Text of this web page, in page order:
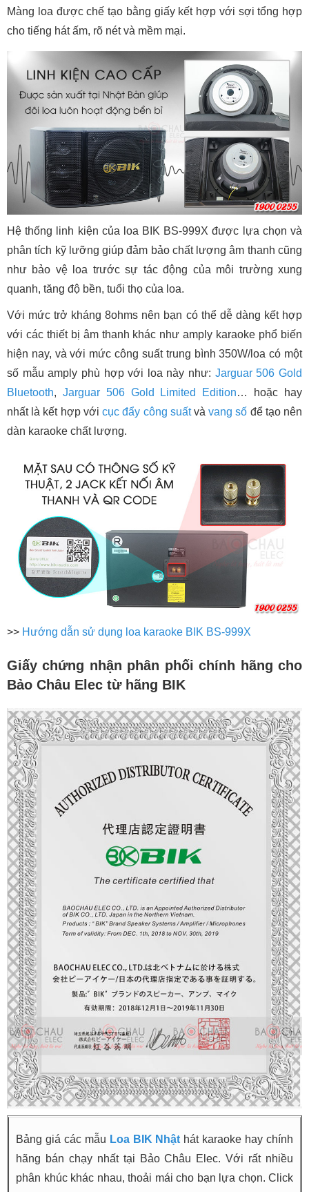
Màng loa được chế tạo bằng giấy kết hợp với sợi tổng hợp
cho tiếng hát ấm, rõ nét và mềm mại.
Hệ thống linh kiện của loa BIK BS-999X được lựa chọn và
phân tích kỹ lưỡng giúp đảm bảo chất lượng âm thanh cũng
như bảo vệ loa trước sự tác động của môi trường xung
quanh, tăng độ bền, tuổi thọ của loa.
Với mức trở kháng 8ohms nên bạn có thể dễ dàng kết hợp
với các thiết bị âm thanh khác như amply karaoke phổ biến
hiện nay, và với mức công suất trung bình 350W/loa có một
số mẫu amply phù hợp với loa này như: Jarguar 506 Gold
Bluetooth, Jarguar 506 Gold Limited Edition… hoặc hay
nhất là kết hợp vớicục đẩy công suấtvàvang số để tạo nên
dàn karaoke chất lượng.
>> Hướng dẫn sử dụng loa karaoke BIK BS-999X
Giấy chứng nhận phân phối chính hãng cho
Bảo Châu Elec từ hãng BIK
Bảng giá các mẫu Loa BIK Nhật hát karaoke hay chính
hãng bán chạy nhất tại Bảo Châu Elec. Với rất nhiều
phân khúc khác nhau, thoải mái cho bạn lựa chọn. Click